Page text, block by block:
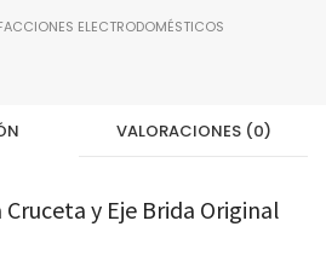
ELECTRODOMÉSTICOS
VALORACIONES (0)
y Eje Brida Original